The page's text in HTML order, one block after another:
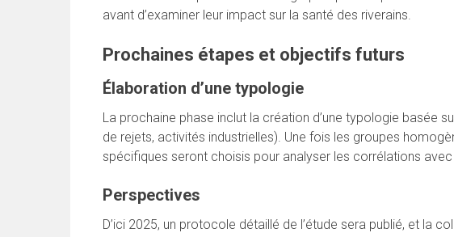
avant d’examiner leur impact sur la santé des riverains.
Prochaines étapes et objectifs futurs
Élaboration d’une typologie
La prochaine phase inclut la création d’une typologie basée
de rejets, activités industrielles). Une fois les groupes
spécifiques seront choisis pour analyser les corrélations avec
Perspectives
D’ici 2025, un protocole détaillé de l’étude sera publié, et la